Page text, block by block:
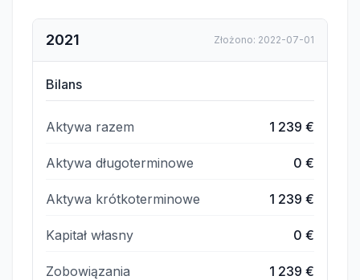
2021 Złożono: 2022-07-01
Bilans
Aktywa razem 1 239 €
Aktywa długoterminowe 0 €
Aktywa krótkoterminowe 1 239 €
Kapitał własny 0 €
Zobowiązania 1 239 €